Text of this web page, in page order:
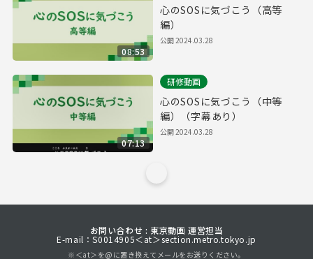
08:53
心のSOSに気づこう（高等
編）
公開2024.03.28
07:13
研修動画
心のSOSに気づこう（中等
編）（字幕あり）
公開2024.03.28
お問い合わせ : 東京動画 運営担当
E-mail：S0014905＜at＞section.metro.tokyo.jp
※＜at＞を@に置き換えてメールをお送りください。